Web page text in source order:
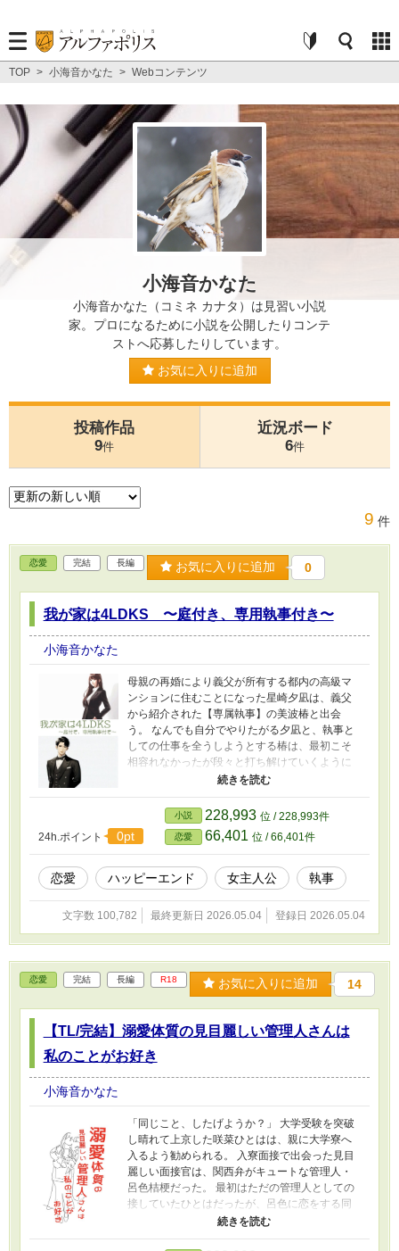
TOP > 小海音かなた > Webコンテンツ
小海音かなた
小海音かなた（コミネ カナタ）は見習い小説
家。プロになるために小説を公開したりコンテ
ストへ応募したりしています。
お気に入りに追加
投稿作品
9件
近況ボード
6件
9 件
恋愛 完結 長編 お気に入りに追加 0
我が家は4LDKS 〜庭付き、専用執事付き〜
小海音かなた
母親の再婚により義父が所有する都内の高級マ
ンションに住むことになった星崎夕凪は、義父
から紹介された【専属執事】の美波椿と出会
う。 なんでも自分でやりたがる夕凪と、執事と
しての仕事を全うしようとする椿は、最初こそ
相容れなかったが段々と打ち解けていくように
なる。 椿との距離が縮まることを望む夕凪だ
な中、夕凪の職場の先輩である三谷風弥が夕凪
に急接近してきた。 椿のことを誰にも教えてい
ない夕凪は、風弥の誘いが断れずに度々同じ時
間を過ごすことになる。 椿との時間が減ったこ
とにより、椿と夕凪の間に心のすれ違いが生ま
れてしまい、ふたりの間に不穏な空気が流れて
しまう。 椿と風弥の間で、夕凪はどういう行動
をとればいいのか悩んでしまい……。 一筋縄で
はいかない【お嬢様】×ただ従順なだけではない
24h.ポイント 0pt
小説 228,993 位 / 228,993件
恋愛 66,401 位 / 66,401件
恋愛 ハッピーエンド 女主人公 執事
文字数 100,782 最終更新日 2026.05.04 登録日 2026.05.04
恋愛 完結 長編 R18 お気に入りに追加 14
【TL/完結】溺愛体質の見目麗しい管理人さんは
私のことがお好き
小海音かなた
「同じこと、したげようか？」 大学受験を突破
し晴れて上京した咲菜ひとはは、親に大学寮へ
入るよう勧められる。 入寮面接で出会った見目
麗しい面接官は、関西弁がキュートな管理人・
呂色桔梗だった。 最初はただの管理人としての
接していたひとはだったが、呂色に恋をする同
級生や先輩に牽制されながら、少しずつ距離を